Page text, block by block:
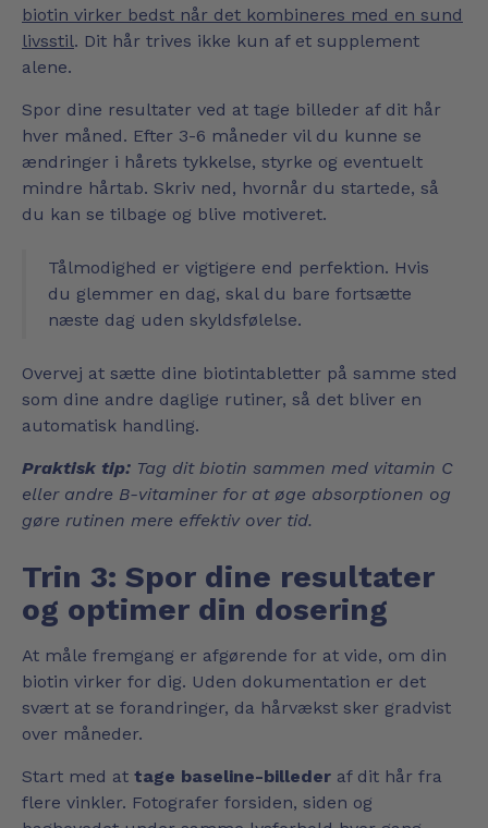
biotin virker bedst når det kombineres med en sund
livsstil. Dit hår trives ikke kun af et supplement
alene.
Spor dine resultater ved at tage billeder af dit hår
hver måned. Efter 3-6 måneder vil du kunne se
ændringer i hårets tykkelse, styrke og eventuelt
mindre hårtab. Skriv ned, hvornår du startede, så
du kan se tilbage og blive motiveret.
Tålmodighed er vigtigere end perfektion. Hvis
du glemmer en dag, skal du bare fortsætte
næste dag uden skyldsfølelse.
Overvej at sætte dine biotintabletter på samme sted
som dine andre daglige rutiner, så det bliver en
automatisk handling.
Praktisk tip: Tag dit biotin sammen med vitamin C
eller andre B-vitaminer for at øge absorptionen og
gøre rutinen mere effektiv over tid.
Trin 3: Spor dine resultater
og optimer din dosering
At måle fremgang er afgørende for at vide, om din
biotin virker for dig. Uden dokumentation er det
svært at se forandringer, da hårvækst sker gradvist
over måneder.
Start med at tage baseline-billeder af dit hår fra
flere vinkler. Fotografer forsiden, siden og